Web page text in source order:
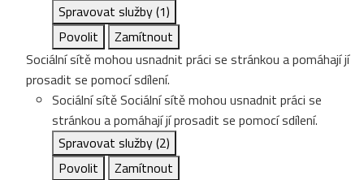
Spravovat služby(1)
Povolit
Zamítnout
Sociální sítě mohou usnadnit práci se stránkou a pomáhají jí
prosadit se pomocí sdílení.
Sociální sítěSociální sítě mohou usnadnit práci se
stránkou a pomáhají jí prosadit se pomocí sdílení.
Spravovat služby(2)
Povolit
Zamítnout